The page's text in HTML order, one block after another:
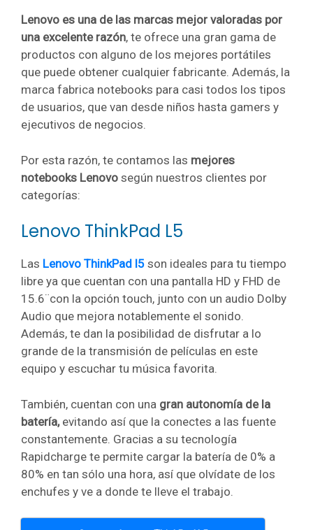
Lenovo es una de las marcas mejor valoradas por
una excelente razón, te ofrece una gran gama de
productos con alguno de los mejores portátiles
que puede obtener cualquier fabricante. Además, la
marca fabrica notebooks para casi todos los tipos
de usuarios, que van desde niños hasta gamers y
ejecutivos de negocios.
Por esta razón, te contamos las mejores
notebooks Lenovo según nuestros clientes por
categorías:
Lenovo ThinkPad L5
Las Lenovo ThinkPad l5 son ideales para tu tiempo
libre ya que cuentan con una pantalla HD y FHD de
15.6¨con la opción touch, junto con un audio Dolby
Audio que mejora notablemente el sonido.
Además, te dan la posibilidad de disfrutar a lo
grande de la transmisión de películas en este
equipo y escuchar tu música favorita.
También, cuentan con una gran autonomía de la
batería,evitando así que la conectes a las fuente
constantemente. Gracias a su tecnología
Rapidcharge te permite cargar la batería de 0% a
80% en tan sólo una hora, así que olvídate de los
enchufes y ve a donde te lleve el trabajo.